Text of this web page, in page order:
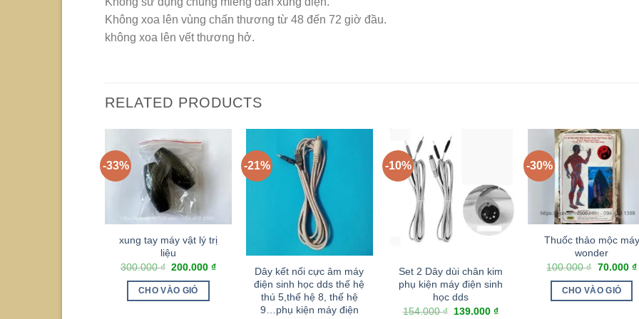
Không xoa lên vùng chấn thương từ 48 đến 72 giờ đầu.
không xoa lên vết thương hở.
RELATED PRODUCTS
-33%
xung tay máy vật lý trị
liệu
300.000₫ 200.000₫
CHO VÀO GIỎ
-21%
Dây kết nối cực âm máy
điện sinh học dds thế hệ
thú 5,thế hệ 8, thế hệ
9…phụ kiện máy điện
-10%
Set 2 Dây dùi chân kim
phụ kiện máy điện sinh
học dds
154.000₫ 139.000 ₫
-30%
Thuốc thảo mộc máy
wonder
100.000₫ 70.000 ₫
CHO VÀO GIỎ